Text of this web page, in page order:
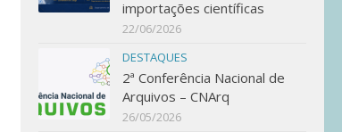
importações científicas
22/06/2026
DESTAQUES
2ª Conferência Nacional de
Arquivos – CNArq
26/05/2026